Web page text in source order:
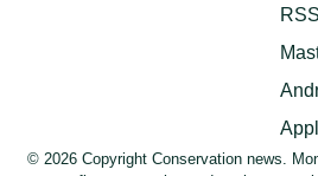
© 2026 Copyright Conservation news.